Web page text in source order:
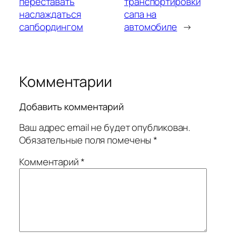
наслаждаться
сапбордингом
сапа на
автомобиле →
Комментарии
Добавить комментарий
Ваш адрес email не будет опубликован.
Обязательные поля помечены*
Комментарий*